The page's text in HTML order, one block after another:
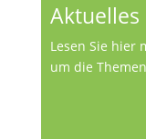
Aktuelles
Lesen Sie hier
um die Themen